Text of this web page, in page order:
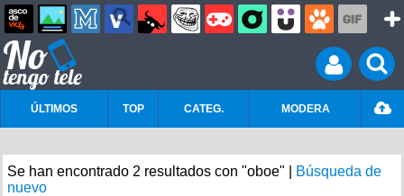
ÚLTIMOS TOP CATEG. MODERA
Se han encontrado 2 resultados con "oboe" |
Búsqueda de
nuevo